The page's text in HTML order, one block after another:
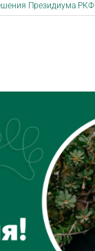
Президиума РКФ